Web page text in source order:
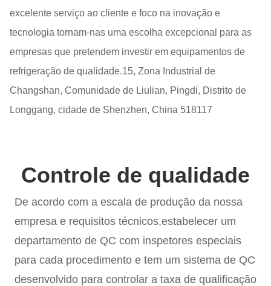
excelente serviço ao cliente e foco na inovação e
tecnologia tornam-nas uma escolha excepcional para as
empresas que pretendem investir em equipamentos de
refrigeração de qualidade.15, Zona Industrial de
Changshan, Comunidade de Liulian, Pingdi, Distrito de
Longgang, cidade de Shenzhen, China 518117
Controle de qualidade
De acordo com a escala de produção da nossa
empresa e requisitos técnicos,estabelecer um
departamento de QC com inspetores especiais
para cada procedimento e tem um sistema de QC
desenvolvido para controlar a taxa de qualificação